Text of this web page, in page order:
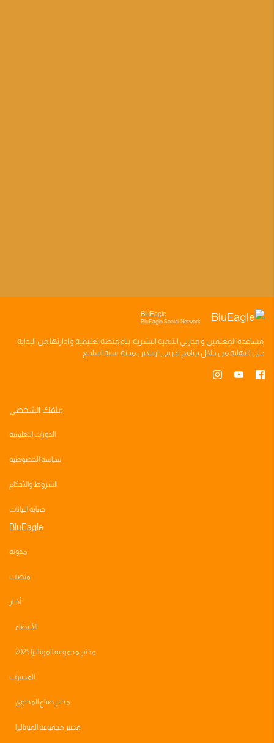
BluEagle
BluEagle Social Network
مساعده المعلمين ومدربي التنميه البشريه بناءمنصه تعليميه وادارتها من البدايه
حتى النهايه من خلال برنامج تدريبي اونلاين مدته سته اسابيع
ملفك الشخصي
الدورات التعليمية
سياسة الخصوصية
الشروط والأحكام
حماية البيانات
BluEagle
مدونه
منصات
أخبار
الأعضاء
مختبر مجموعه الموناليزا 2025
المختبرات
مختبر صناع المحتوى
مختبر مجموعه الموناليزا